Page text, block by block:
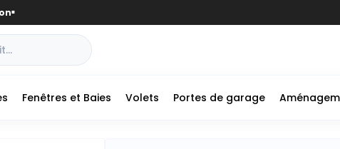
■
Fenêtres et Baies Volets Portes de garage